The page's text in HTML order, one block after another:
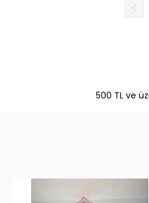
500 TL ve